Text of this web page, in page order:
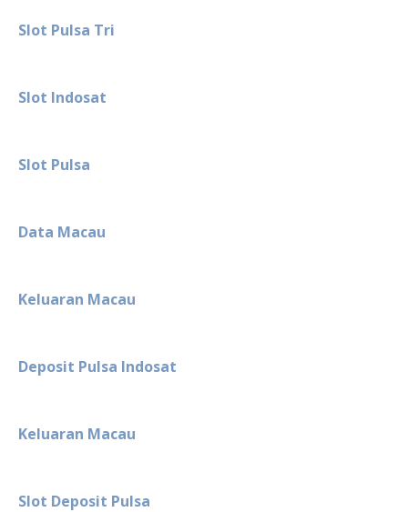
Slot Pulsa Tri
Slot Indosat
Slot Pulsa
Data Macau
Keluaran Macau
Deposit Pulsa Indosat
Keluaran Macau
Slot Deposit Pulsa